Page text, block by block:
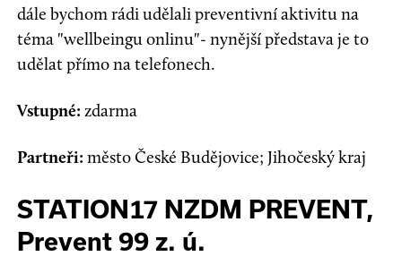
dále bychom rádi udělali preventivní aktivitu na
téma "wellbeingu onlinu"- nynější představa je to
udělat přímo na telefonech.
Vstupné: zdarma
Partneři: město České Budějovice; Jihočeský kraj
STATION17 NZDM PREVENT,
Prevent 99 z. ú.